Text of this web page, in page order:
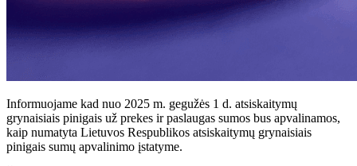
Informuojame kad nuo 2025 m. gegužės 1 d. atsiskaitymų
grynaisiais pinigais už prekes ir paslaugas sumos bus apvalinamos,
kaip numatyta Lietuvos Respublikos atsiskaitymų grynaisiais
pinigais sumų apvalinimo įstatyme.